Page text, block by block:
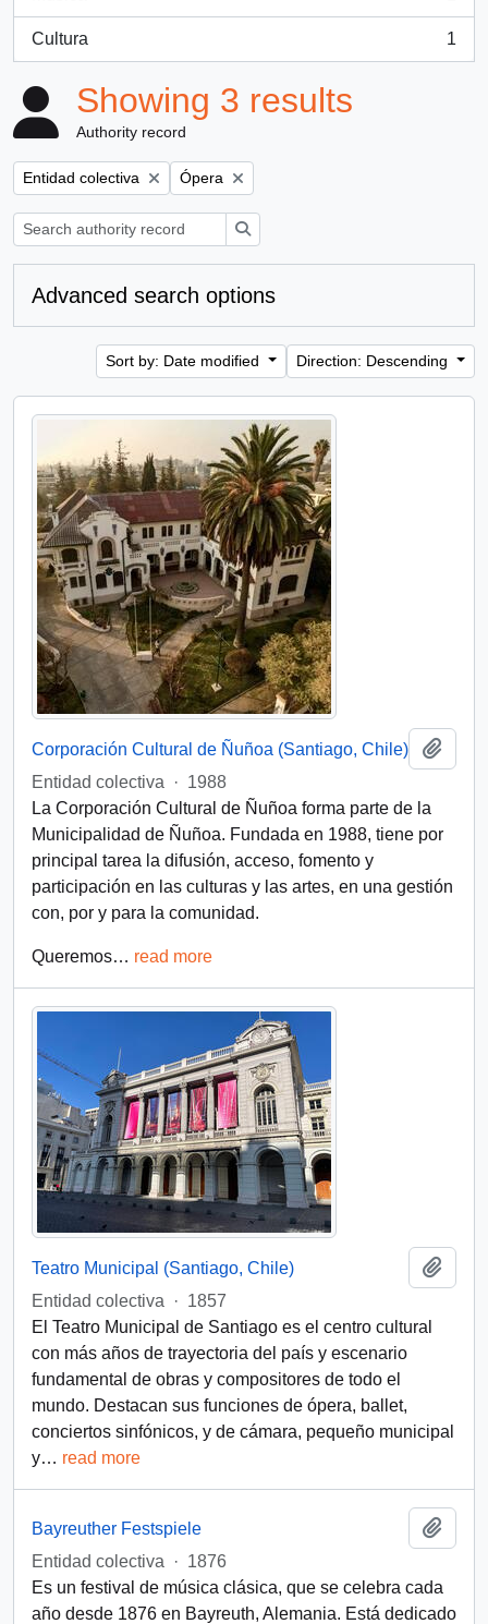
, 1 results
Cultura
, 1 results
1
Showing 3 results
Authority record
Remove filter:
Entidad colectiva Remove filter:
Ópera
Advanced search options
Sort by: Date modified Direction: Descending
Corporación Cultural de Ñuñoa (Santiago, Chile)
Entidad colectiva
· 1988
La Corporación Cultural de Ñuñoa forma parte de la
Municipalidad de Ñuñoa. Fundada en 1988, tiene por
principal tarea la difusión, acceso, fomento y
participación en las culturas y las artes, en una gestión
con, por y para la comunidad.
Queremos… read more
Teatro Municipal (Santiago, Chile)
Entidad colectiva
· 1857
El Teatro Municipal de Santiago es el centro cultural
con más años de trayectoria del país y escenario
fundamental de obras y compositores de todo el
mundo. Destacan sus funciones de ópera, ballet,
conciertos sinfónicos, y de cámara, pequeño municipal
y… read more
Bayreuther Festspiele
Entidad colectiva
· 1876
Es un festival de música clásica, que se celebra cada
año desde 1876 en Bayreuth, Alemania. Está dedicado